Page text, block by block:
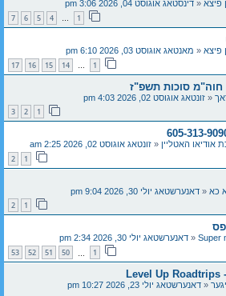
פיצא « דינסטאג אוגוסט 04, 2026 3:06 pm
1
…
4
5
6
7
פיצא « מאנטאג אוגוסט 03, 2026 6:10 pm
1
…
14
15
16
17
חוה"מ סוכות תשפ"ז
« זונטאג אוגוסט 02, 2026 4:03 pm
1
2
3
אודיאו האטליין « זונטאג אוגוסט 02, 2026 2:25 am
1
2
כא « דאנערשטאג יולי 30, 2026 9:04 pm
1
2
Super
« דאנערשטאג יולי 30, 2026 2:34 pm
1
50
51
52
53
« דאנערשטאג יולי 23, 2026 10:27 pm